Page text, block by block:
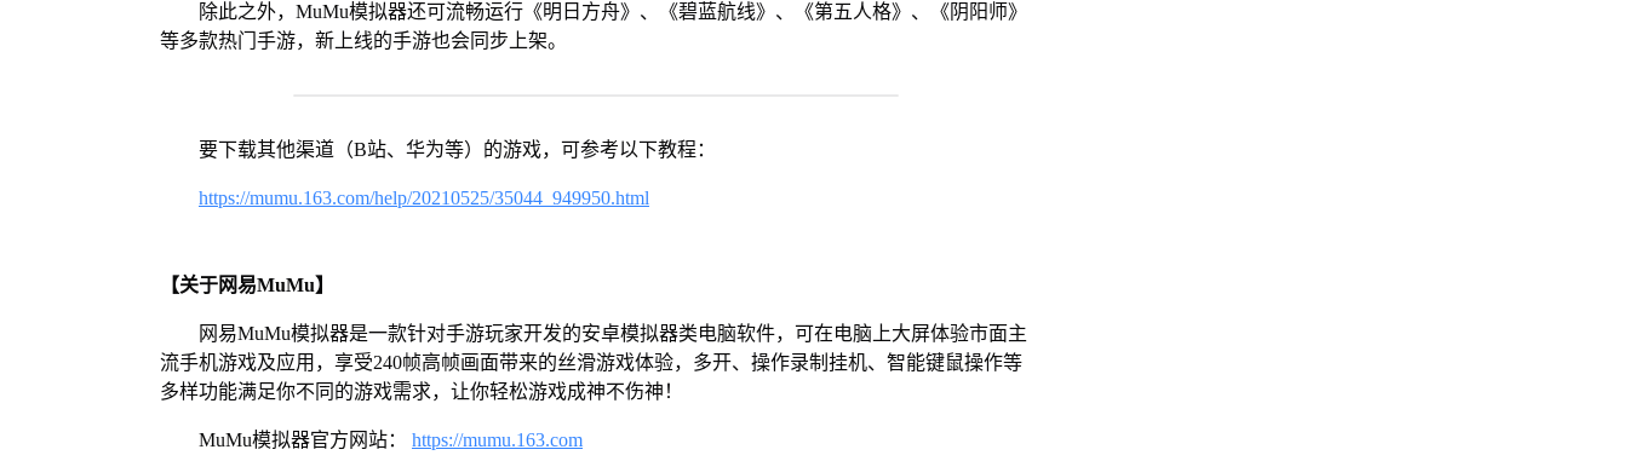
除此之外，MuMu模拟器还可流畅运行《明日方舟》、《碧蓝航线》、《第五人格》、《阴阳师》
等多款热门手游，新上线的手游也会同步上架。
要下载其他渠道（B站、华为等）的游戏，可参考以下教程：
https://mumu.163.com/help/20210525/35044_949950.html
【关于网易MuMu】
网易MuMu模拟器是一款针对手游玩家开发的安卓模拟器类电脑软件，可在电脑上大屏体验市面主
流手机游戏及应用，享受240帧高帧画面带来的丝滑游戏体验，多开、操作录制挂机、智能键鼠操作等
多样功能满足你不同的游戏需求，让你轻松游戏成神不伤神！
MuMu模拟器官方网站： https://mumu.163.com